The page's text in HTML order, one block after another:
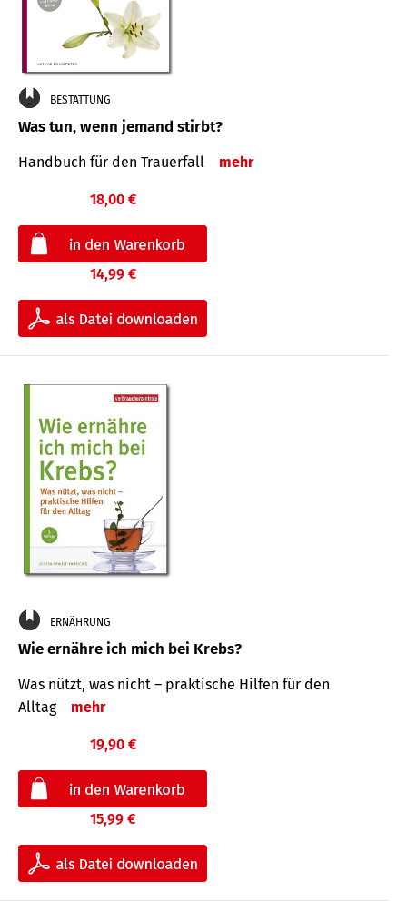
BESTATTUNG
Was tun, wenn jemand stirbt?
Handbuch für den Trauerfall mehr
18,00 €
14,99 €
ERNÄHRUNG
Wie ernähre ich mich bei Krebs?
Was nützt, was nicht – praktische Hilfen für den
Alltag
mehr
19,90 €
15,99 €